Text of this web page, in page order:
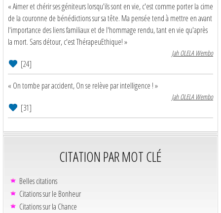
« Aimer et chérir ses géniteurs lorsqu'ils sont en vie, c'est comme porter la cime
de la couronne de bénédictions sur sa tête. Ma pensée tend à mettre en avant
l'importance des liens familiaux et de l'hommage rendu, tant en vie qu'après
la mort. Sans détour, c'est ThérapeuEthique! »
Jah OLELA Wembo
[24]
« On tombe par accident, On se relève par intelligence ! »
Jah OLELA Wembo
[31]
CITATION PAR MOT CLÉ
Belles citations
Citations sur le Bonheur
Citations sur la Chance